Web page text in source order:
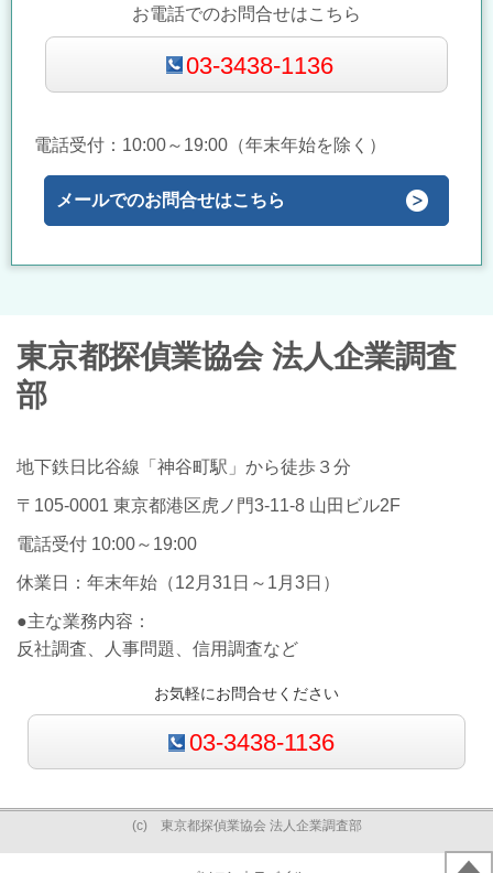
お電話でのお問合せはこちら
03-3438-1136
電話受付：10:00～19:00（年末年始を除く）
メールでのお問合せはこちら
東京都探偵業協会 法人企業調査
部
地下鉄日比谷線「神谷町駅」から徒歩３分
〒105-0001 東京都港区虎ノ門3-11-8 山田ビル2F
電話受付 10:00～19:00
休業日：年末年始（12月31日～1月3日）
●主な業務内容：
反社調査、人事問題、信用調査など
お気軽にお問合せください
03-3438-1136
(c) 東京都探偵業協会 法人企業調査部